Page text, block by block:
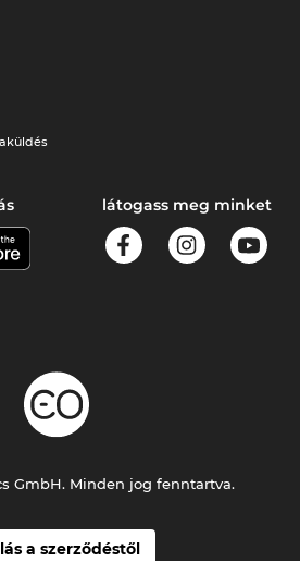
látogass meg minket
a szerződéstől
GmbH. Minden jog fenntartva.